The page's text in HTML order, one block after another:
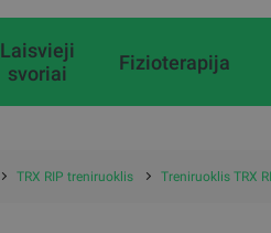
Laisvieji
svoriai
Fizioterapija
TRX RIP treniruoklis Treniruoklis TRX